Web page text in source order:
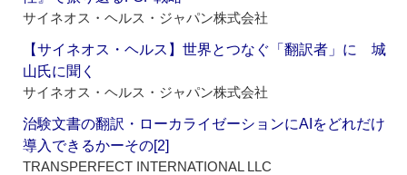
サイネオス・ヘルス・ジャパン株式会社
【サイネオス・ヘルス】世界とつなぐ「翻訳者」に 城
山氏に聞く
サイネオス・ヘルス・ジャパン株式会社
治験文書の翻訳・ローカライゼーションにAIをどれだけ
導入できるかーその[2]
TRANSPERFECT INTERNATIONAL LLC